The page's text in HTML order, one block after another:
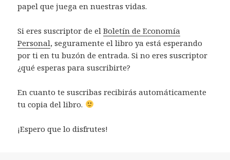
papel que juega en nuestras vidas.
Si eres suscriptor de elBoletín de Economía
Personal, seguramente el libro ya está esperando
por ti en tu buzón de entrada. Si no eres suscriptor
¿qué esperas para suscribirte?
En cuanto te suscribas recibirás automáticamente
tu copia del libro.
¡Espero que lo disfrutes!